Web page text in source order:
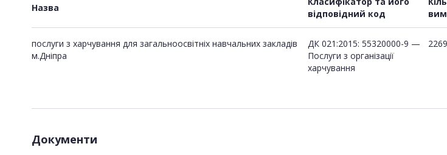
Назва
відповідний код
послуги з харчування для загальноосвітніх навчальних закладів
м.Дніпра
ДК 021:2015: 55320000-9 —
Послуги з організації
харчування
Документи